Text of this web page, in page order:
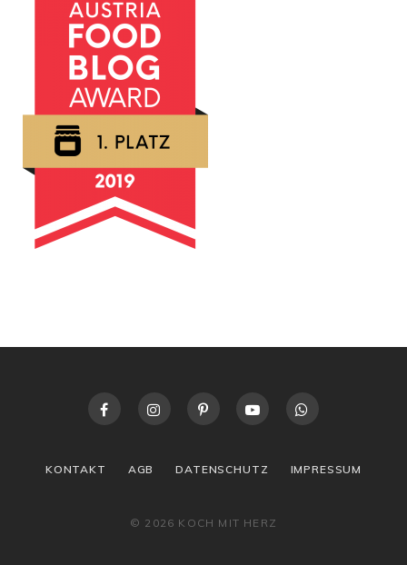
KONTAKT AGB DATENSCHUTZ IMPRESSUM
© 2026 KOCH MIT HERZ